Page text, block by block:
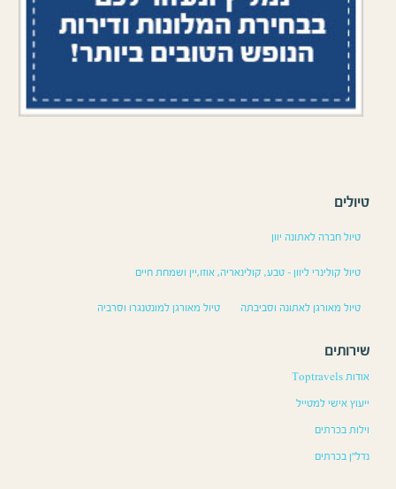
טיולים
טיול חברה לאתונה יוון
טיול קולינרי ליוון – טבע, קולינאריה, אוזו,יין ושמחת חיים
טיול מאורגן לאתונה וסביבתה טיול מאורגן למונטנגרו וסרביה
שירותים
אודות Toptravels
ייעוץ אישי למטייל
וילות בכרתים
נדל”ן בכרתים